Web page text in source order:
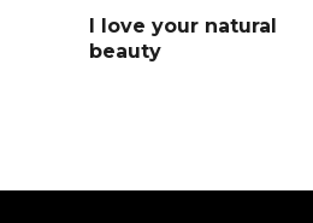
Select Options
I love your natural
beauty